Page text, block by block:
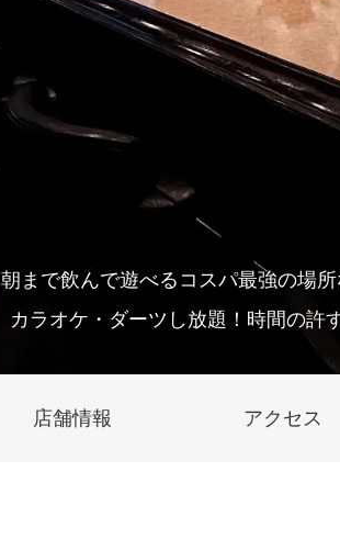
朝まで飲んで遊べるコスパ最強の場
カラオケ・ダーツし放題！時間の許
店舗情報 アクセス